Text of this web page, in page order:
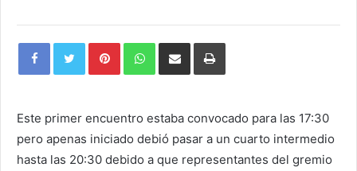
PinterestWhatsAppShare
Email
Print
Este primer encuentro estaba convocado para las 17:30
pero apenas iniciado debió pasar a un cuarto intermedio
hasta las 20:30 debido a que representantes del gremio